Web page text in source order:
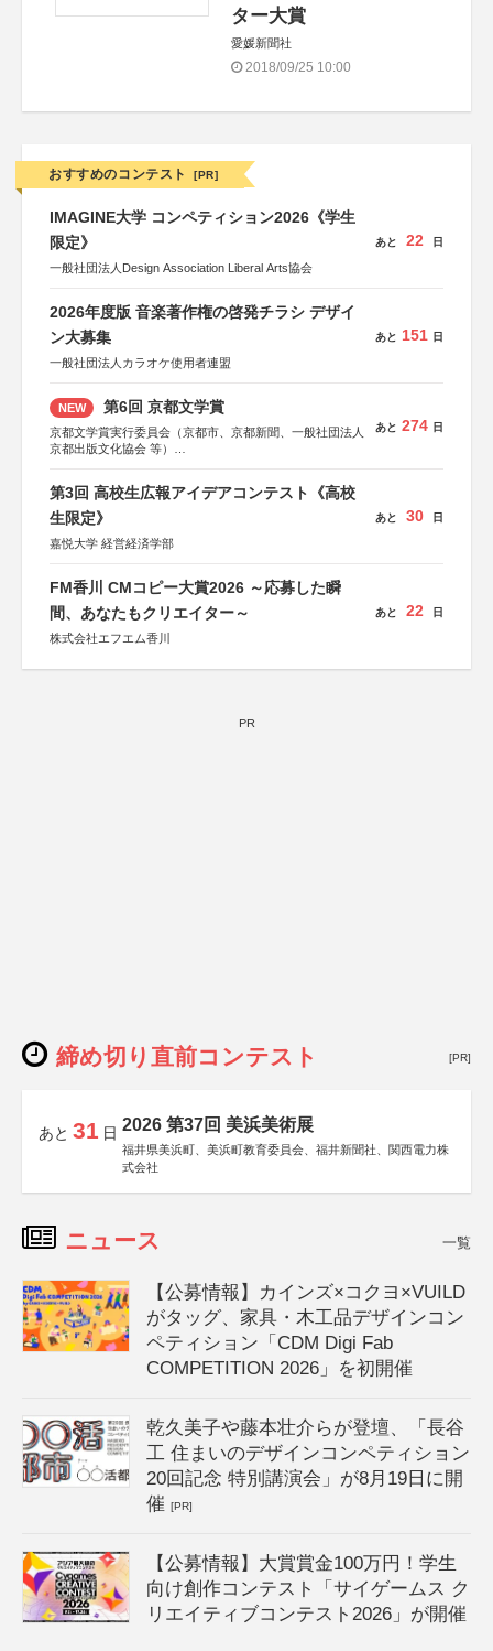
ター大賞
愛媛新聞社
2018/09/25 10:00
おすすめのコンテスト [PR]
IMAGINE大学 コンペティション2026《学生
限定》
一般社団法人Design Association Liberal Arts協会
あと 22 日
2026年度版 音楽著作権の啓発チラシ デザイ
ン大募集
一般社団法人カラオケ使用者連盟
あと 151 日
NEW 第6回 京都文学賞
京都文学賞実行委員会（京都市、京都新聞、一般社団法人
京都出版文化協会 等）
KADOKAWA、河出書房新社、幻冬舎、講談社、光文社、
集英社、小学館、祥伝社、新潮社、淡交社、ちいさいミシ
マ社、徳間書店、早川書房、PHP研究所、双葉社、文藝春
あと 274 日
第3回 高校生広報アイデアコンテスト《高校
生限定》
嘉悦大学 経営経済学部
あと 30 日
FM香川 CMコピー大賞2026 ～応募した瞬
間、あなたもクリエイター～
株式会社エフエム香川
あと 22 日
PR
締め切り直前コンテスト [PR]
あと 31 日 2026 第37回 美浜美術展
福井県美浜町、美浜町教育委員会、福井新聞社、関西電力株
式会社
ニュース 一覧
【公募情報】カインズ×コクヨ×VUILD
がタッグ、家具・木工品デザインコン
ペティション「CDM Digi Fab
COMPETITION 2026」を初開催
乾久美子や藤本壮介らが登壇、「長谷
工 住まいのデザインコンペティション
20回記念 特別講演会」が8月19日に開
催[PR]
【公募情報】大賞賞金100万円！学生
向け創作コンテスト「サイゲームス ク
リエイティブコンテスト2026」が開催